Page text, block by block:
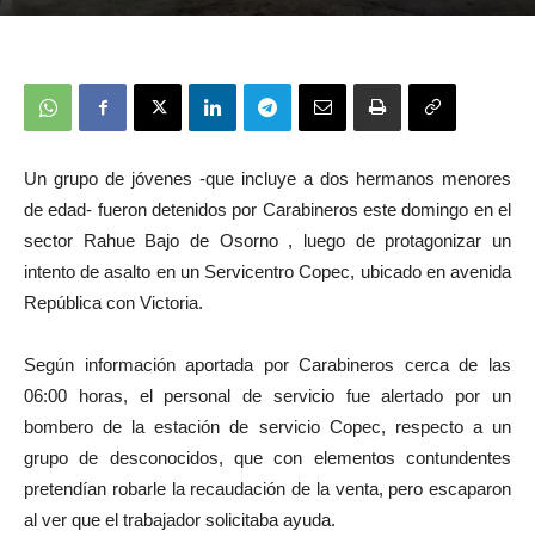
Un grupo de jóvenes -que incluye a dos hermanos menores
de edad- fueron detenidos por Carabineros este domingo en el
sector Rahue Bajo de Osorno , luego de protagonizar un
intento de asalto en un Servicentro Copec, ubicado en avenida
República con Victoria.
Según información aportada por Carabineros cerca de las
06:00 horas, el personal de servicio fue alertado por un
bombero de la estación de servicio Copec, respecto a un
grupo de desconocidos, que con elementos contundentes
pretendían robarle la recaudación de la venta, pero escaparon
al ver que el trabajador solicitaba ayuda.